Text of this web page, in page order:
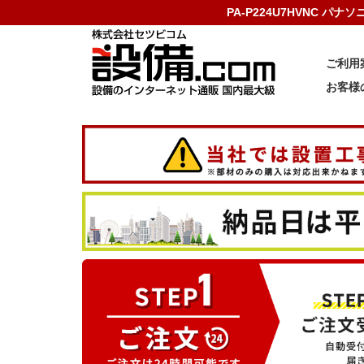
PA-P224U7HVNC パナソ
ご利用
お客様